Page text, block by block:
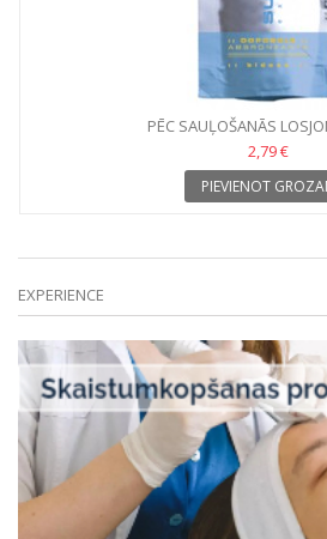
PĒC SAUĻOŠANĀS
2,79 €
PIEVIENOT
EXPERIENCE